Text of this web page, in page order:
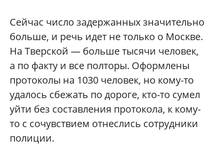
Сейчас число задержанных значительно
больше, и речь идет не только о Москве.
На Тверской — больше тысячи человек,
а по факту и все полторы. Оформлены
протоколы на 1030 человек, но кому-то
удалось сбежать по дороге, кто-то сумел
уйти без составления протокола, к кому-
то с сочувствием отнеслись сотрудники
полиции.